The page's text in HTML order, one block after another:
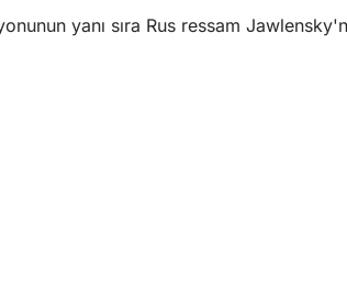
yanı sıra Rus ressam